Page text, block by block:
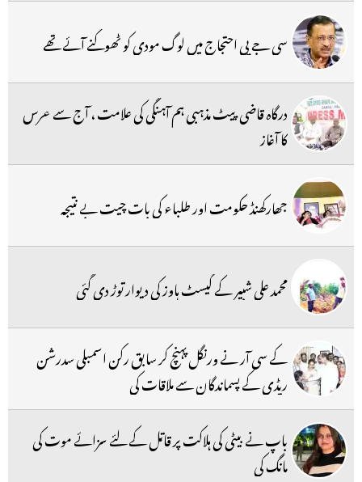
سی جے پی احتجاج میں لوگ مودی کو ٹھوکنے آئے تھے
درگاہ قاضی پیٹ مذہبی ہم آہنگی کی علامت ، آج سے عرس
کا آغاز
جھارکھنڈ حکومت اور طلباء کی بات چیت بے نتیجہ
محمد علی شبیر کے گیسٹ ہاوز کی دیوار توڑ دی گئی
کے سی آر نے ورنگل پہنچ کر سابق رکن اسمبلی سدرشن
ریڈی کے پسماندگان سے ملاقات کی
باپ نے بیٹی کی ہلاکت پر قاتل کے لئے سزائے موت کی
مانگ کی